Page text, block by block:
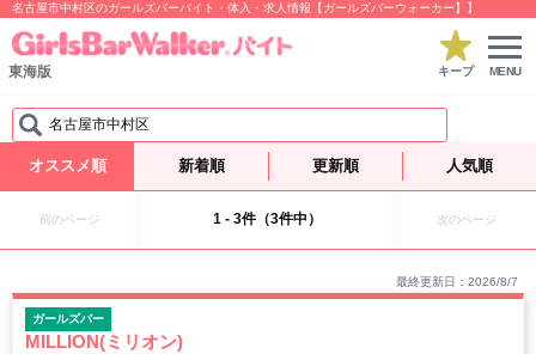
名古屋市中村区のガールズバーバイト・体入・求人情報【ガールズバーウォーカー】】
東海版 キープ MENU
名古屋市中村区
オススメ順 新着順 更新順 人気順
前のページ 1 - 3件（3件中） 次のページ
最終更新日：2026/8/7
ガールズバー
MILLION(ミリオン)